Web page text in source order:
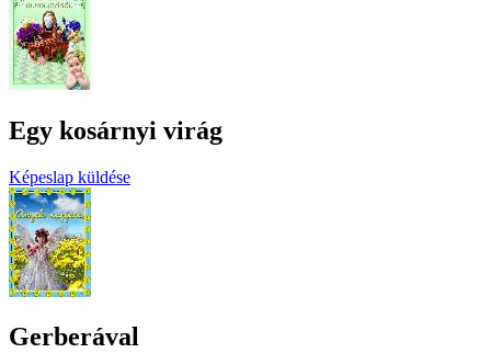
Egy kosárnyi virág
Képeslap küldése
Gerberával